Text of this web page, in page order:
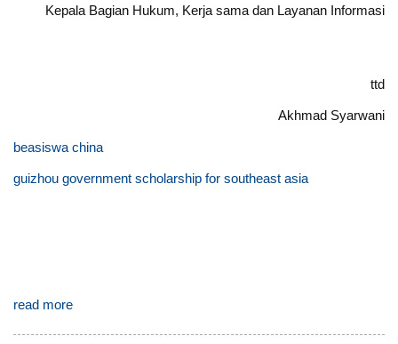
Kepala Bagian Hukum, Kerja sama dan Layanan Informasi
ttd
Akhmad Syarwani
beasiswa china
guizhou government scholarship for southeast asia
read more